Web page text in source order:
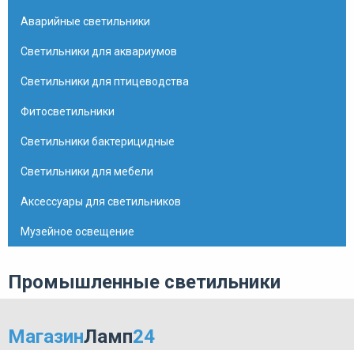
Аварийные светильники
Светильники для аквариумов
Светильники для птицеводства
Фитосветильники
Светильники бактерицидные
Светильники для мебели
Аксессуары для светильников
Музейное освещение
Промышленные светильники
МагазинЛамп24